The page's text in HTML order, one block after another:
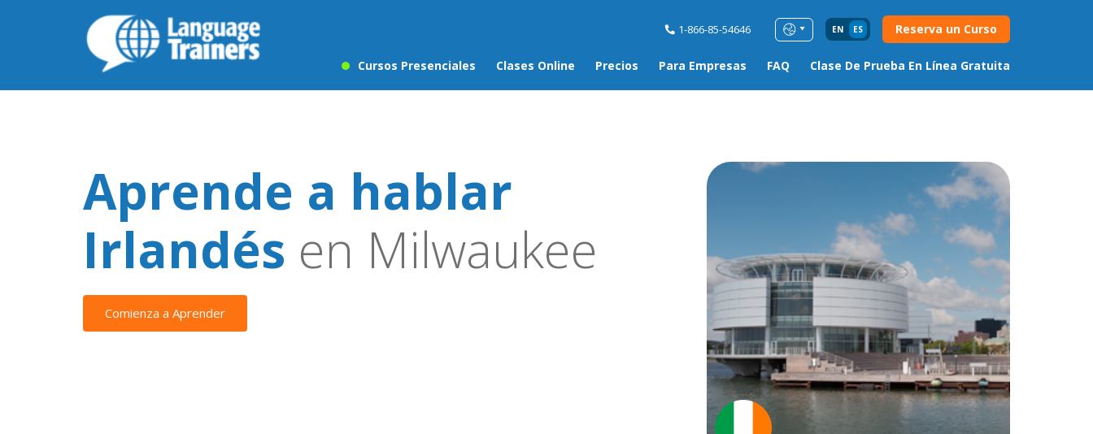
1-866-85-54646 EN ES Reserva un Curso
Cursos Presenciales Clases Online Precios Para Empresas FAQ Clase De Prueba En Línea Gratuita
Aprende a hablar
Irlandés en Milwaukee
Comienza a Aprender